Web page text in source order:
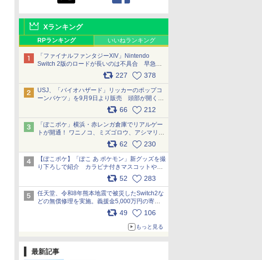
Xランキング
RPランキング いいねランキング
「ファイナルファンタジーXIV」Nintendo
Switch 2版のロードが長いのは不具合 早急に
アップデートできるよう対応中227 378
USJ、「バイオハザード」リッカーのポップコ
ーンバケツ」を9月9日より販売 頭部が開く仕
組み。味は恐怖を堪のう「味噌フレーバー」
66 212
「ぽこポケ」横浜・赤レンガ倉庫でリアルゲー
トが開通！ ワニノコ、ミズゴロウ、アシマリ登
場シーンをレポート pic.x.com/LDgEByVl6D
62 230
【ぽこポケ】「ぽこ あ ポケモン」新グッズを撮
り下ろしで紹介 カラビナ付きマスコットやス
52 283
任天堂、令和8年熊本地震で被災したSwitch2な
どの無償修理を実施。義援金5,000万円の寄付
も発表 pic.x.com/BAYsMfUfUC
49 106
もっと見る
最新記事